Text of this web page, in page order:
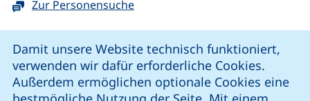
Damit unsere Website technisch funktioniert,
verwenden wir dafür erforderliche Cookies.
Außerdem ermöglichen optionale Cookies eine
Zur Personensuche
unsere Facebook-Seite (externer Link, öffnet neues
unsere LinkedIn-Seite (externer Link, öffnet
unsere Instagram-Seite (externer Link,
unsere YouTube-Seite (externer